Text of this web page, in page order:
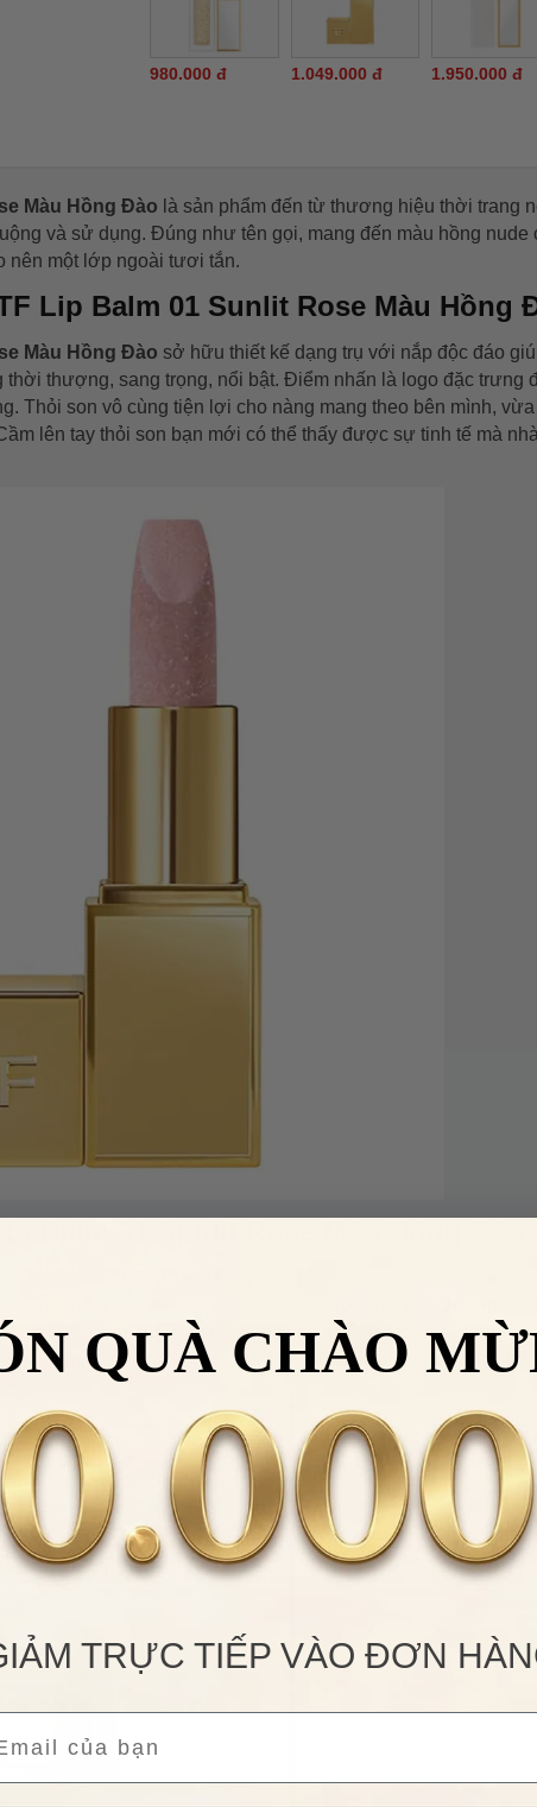
980.000 đ 1.049.000 đ 1.950.000 đ
Màu Hồng Đào là sản phẩm đến từ thương hiệu thời trang
và sử dụng. Đúng như tên gọi, mang đến màu hồng nude
nên một lớp ngoài tươi tắn.
Lip Balm 01 Sunlit Rose Màu Hồng
Màu Hồng Đào sở hữu thiết kế dạng trụ với nắp độc đáo
thời thượng, sang trọng, nổi bật. Điểm nhấn là logo đặc trưng
Thỏi son vô cùng tiện lợi cho nàng mang theo bên mình,
lên tay thỏi son bạn mới có thể thấy được sự tinh tế mà
Balm 01 Sunlit Rose Màu Hồng Đào
da, giúp cho gương mặt thêm rạng rỡ, tươi tắn.
trong khi vẫn tạo cảm giác nhẹ như không. Dòng son này
cả ngày dài mà không quá bận tâm đến việc son môi bị
QUÀ CHÀO
TRỰC TIẾP VÀO ĐƠN